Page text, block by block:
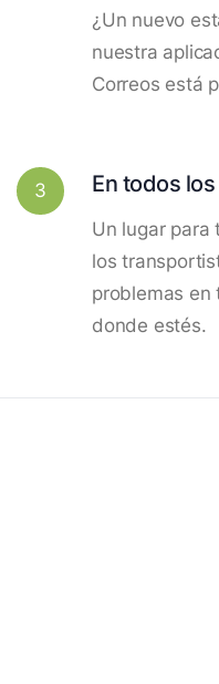
¿Un nuevo
nuestra
Correos está
3 En todos
Un lugar para
los
problemas en
donde estés.